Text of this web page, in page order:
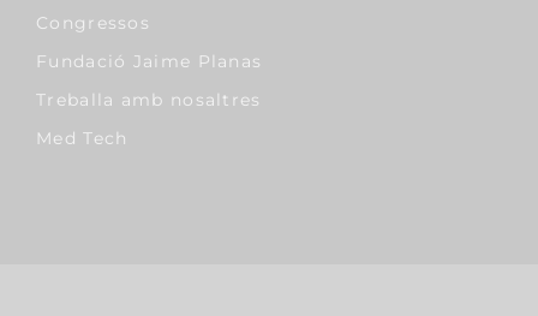
Congressos
Fundació Jaime Planas
Treballa amb nosaltres
Med Tech